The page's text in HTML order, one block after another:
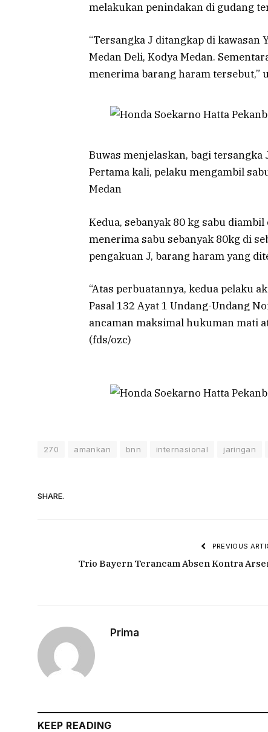
melakukan penindakan di gudang
“Tersangka J ditangkap di kawasan
Medan Deli, Kodya Medan.
menerima barang haram tersebut,”
Buwas menjelaskan, bagi
Pertama kali, pelaku mengambil
Medan
Kedua, sebanyak 80 kg sabu
menerima sabu sebanyak 80kg di
pengakuan J, barang haram yang
“Atas perbuatannya, kedua pelaku
Pasal 132 Ayat 1 Undang-Undang
ancaman maksimal hukuman mati
(fds/ozc)
270 amankan bnn internasional jaringan
SHARE.
PREVIOUS
Trio Bayern Terancam Absen Kontra
Prima
KEEP READING